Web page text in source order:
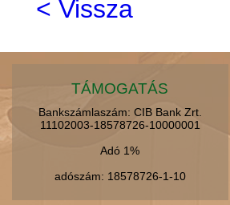
< Vissza
TÁMOGATÁS
Bankszámlaszám: CIB Bank Zrt.
11102003-18578726-10000001
Adó 1%
adószám: 18578726-1-10